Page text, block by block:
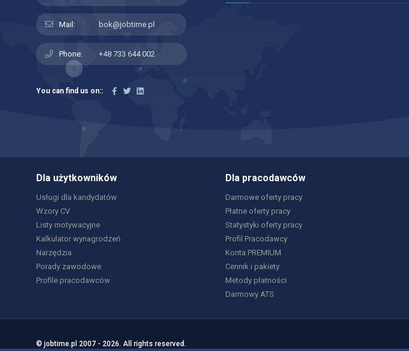
Mail: bok@jobtime.pl
Phone: +48 733 644 002
You can find us on::
Dla użytkowników
Usługi dla kandydatów
Wzory CV
Listy motywacyjne
Kalkulator wynagrodzeń
Narzędzia
Porady zawodowe
Profile pracodawców
Dla pracodawców
Darmowe oferty pracy
Płatne oferty pracy
Statystyki oferty pracy
Profil Pracodawcy
Konta PREMIUM
Cennik i pakiety
Metody płatności
Darmowy ATS
© jobtime.pl 2007 - 2026. All rights reserved.